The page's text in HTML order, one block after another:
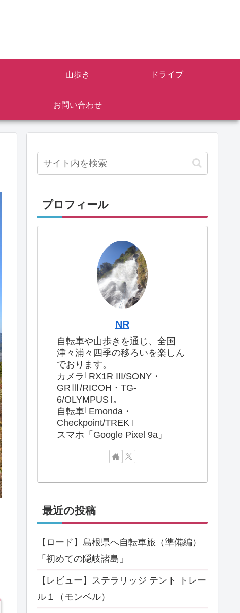
山歩き ドライブ
お問い合わせ
プロフィール
NR
自転車や山歩きを通じ、全国
津々浦々四季の移ろいを楽しん
でおります。
カメラ｢RX1R III/SONY・
GRⅢ/RICOH・TG-
6/OLYMPUS｣。
自転車｢Emonda・
Checkpoint/TREK｣
スマホ「Google Pixel 9a」
最近の投稿
【ロード】島根県へ自転車旅（準備編）
「初めての隠岐諸島」
【レビュー】ステラリッジ テント トレー
ル１（モンベル）